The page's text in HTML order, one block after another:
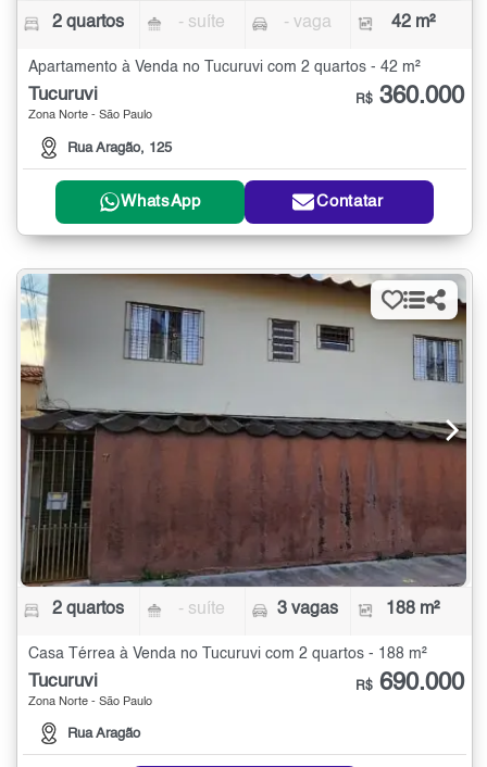
2 quartos - suíte - vaga 42 m²
Apartamento à Venda no Tucuruvi com 2 quartos - 42 m²
Tucuruvi
Zona Norte - São Paulo
Rua Aragão, 125
R$ 360.000
WhatsApp Contatar
2 quartos - suíte 3 vagas 188 m²
Casa Térrea à Venda no Tucuruvi com 2 quartos - 188 m²
Tucuruvi
Zona Norte - São Paulo
Rua Aragão
R$ 690.000